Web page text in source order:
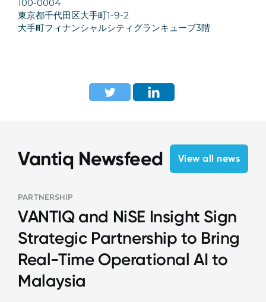
100-0004
東京都千代田区大手町1-9-2
大手町フィナンシャルシティグランキューブ3階
Vantiq Newsfeed View all news
PARTNERSHIP
VANTIQ and NiSE Insight Sign
Strategic Partnership to Bring
Real-Time Operational AI to
Malaysia